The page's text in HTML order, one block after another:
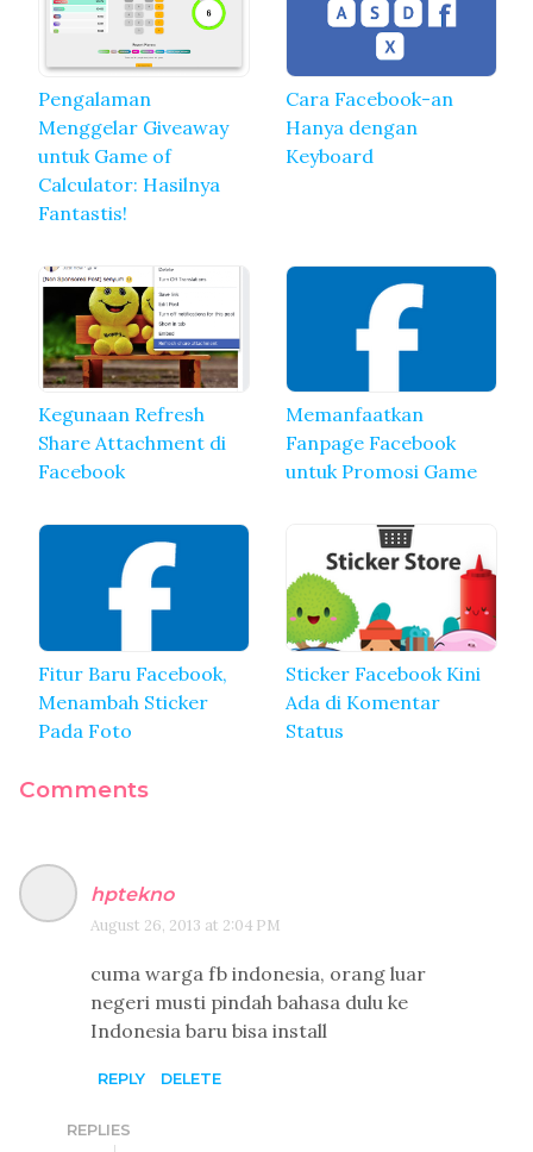
Pengalaman
Menggelar Giveaway
untuk Game of
Calculator: Hasilnya
Fantastis!
Cara Facebook-an
Hanya dengan
Keyboard
Kegunaan Refresh
Share Attachment di
Facebook
Memanfaatkan
Fanpage Facebook
untuk Promosi Game
Fitur Baru Facebook,
Menambah Sticker
Pada Foto
Sticker Facebook Kini
Ada di Komentar
Status
Comments
hptekno
August 26, 2013 at 2:04 PM
cuma warga fb indonesia, orang luar
negeri musti pindah bahasa dulu ke
Indonesia baru bisa install
REPLY DELETE
REPLIES